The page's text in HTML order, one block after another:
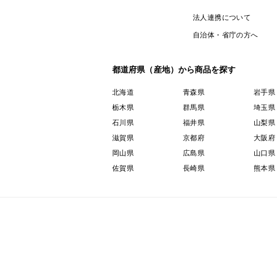
法人連携について
自治体・省庁の方へ
都道府県（産地）から商品を探す
北海道 青森県 岩手県
栃木県
群馬県 埼玉県
石川県
福井県 山梨県
滋賀県
京都府 大阪府
岡山県
広島県 山口県
佐賀県
長崎県 熊本県